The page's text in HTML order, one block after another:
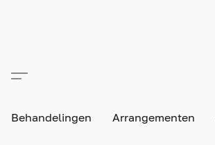
Behandelingen Arrangementen